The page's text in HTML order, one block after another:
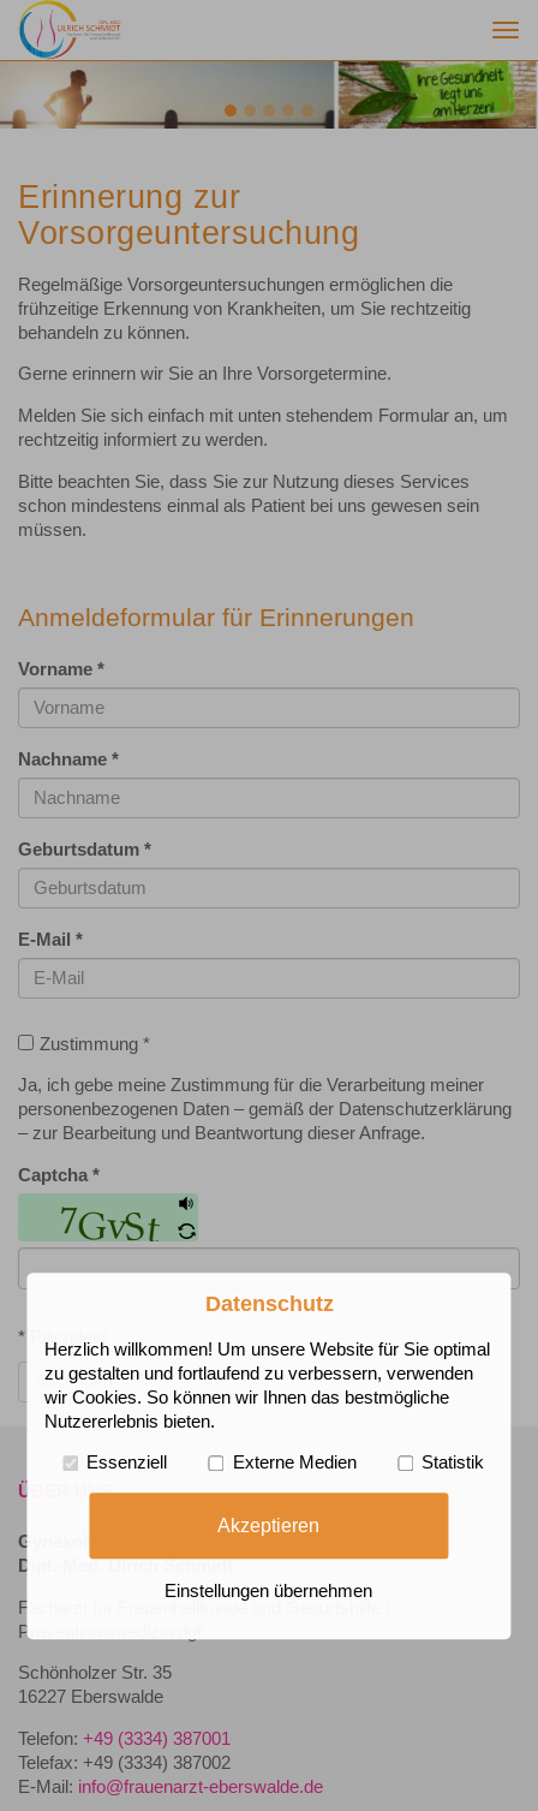
Previous
Erinnerung zur
Vorsorgeuntersuchung
Regelmäßige Vorsorgeuntersuchungen ermöglichen die
frühzeitige Erkennung von Krankheiten, um Sie rechtzeitig
behandeln zu können.
Gerne erinnern wir Sie an Ihre Vorsorgetermine.
Melden Sie sich einfach mit unten stehendem Formular an, um
rechtzeitig informiert zu werden.
Bitte beachten Sie, dass Sie zur Nutzung dieses Services
schon mindestens einmal als Patient bei uns gewesen sein
müssen.
Anmeldeformular für Erinnerungen
Vorname *
Nachname *
Geburtsdatum *
E-Mail *
Zustimmung *
Ja, ich gebe meine Zustimmung für die Verarbeitung meiner
personenbezogenen Daten – gemäß der Datenschutzerklärung
– zur Bearbeitung und Beantwortung dieser Anfrage.
Captcha*
* Pflichtfeld
Absenden
ÜBER UNS
Gynäkologische Praxis
Dipl.-Med. Ulrich Schmidt
Facharzt für Frauenheilkunde und Geburtshilfe |
Präventionsmedizin dgf
Schönholzer Str. 35
16227 Eberswalde
Telefon: +49 (3334) 387001
Telefax: +49 (3334) 387002
E-Mail: info@frauenarzt-eberswalde.de
Datenschutz
Herzlich willkommen! Um unsere Website für Sie optimal
zu gestalten und fortlaufend zu verbessern, verwenden
wir Cookies. So können wir Ihnen das bestmögliche
Nutzererlebnis bieten.
Essenziell Externe Medien Statistik
Akzeptieren
Einstellungen übernehmen